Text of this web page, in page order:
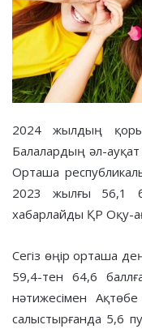
2024 жылдың
Балалардың әл-ауқат
Орташа
2023 жылғы 56,1
хабарлайды ҚР Оқу-
Сегіз өңір орташа
59,4-тен 64,6
нәтижесімен
салыстырғанда 5,6